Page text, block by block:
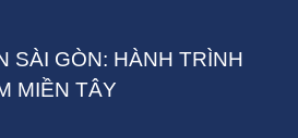
SÀI GÒN: HÀNH TRÌNH
MIỀN TÂY